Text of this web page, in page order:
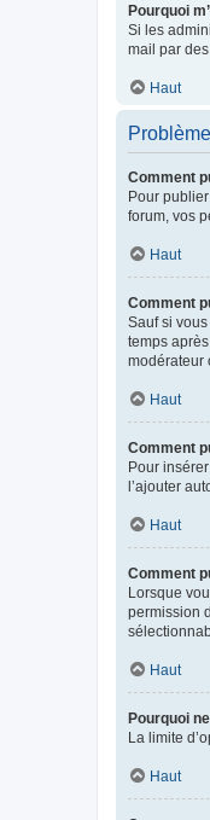
Pourquoi
Si les
mail par
Haut
Comment
Pour
forum, vos
Haut
Comment
Sauf si
temps
modérateur
Haut
Comment
Pour
l’ajouter
Haut
Comment
Lorsque
permission
Haut
Pourquoi
La limite
Haut